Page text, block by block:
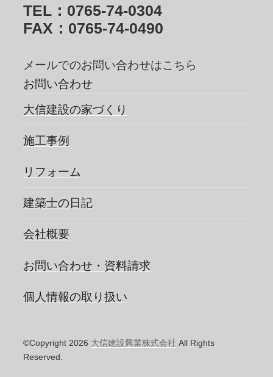
TEL：0765-74-0304
FAX：0765-74-0490
メールでのお問い合わせはこちら
お問い合わせ
大信建設の家づくり
施工事例
リフォーム
建築士の日記
会社概要
お問い合わせ・資料請求
個人情報の取り扱い
©Copyright 2026 大信建設興業株式会社 All Rights
Reserved.